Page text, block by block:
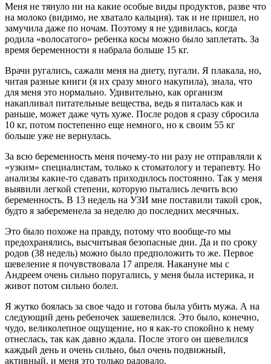
Меня не тянуло ни на какие особые виды продуктов, разве что
на молоко (видимо, не хватало кальция). так и не пришел, но
замучила даже по ночам. Поэтому я не удивилась, когда
родила «волосатого» ребенка косы можно было заплетать. За
время беременности я набрала больше 15 кг.
Врачи ругались, сажали меня на диету, пугали. Я плакала, но,
читая разные книги (я их сразу много накупила), знала, что
для меня это нормально. Удивительно, как организм
накапливал питательные вещества, ведь я питалась как и
раньше, может даже чуть хуже. После родов я сразу сбросила
10 кг, потом постепенно еще немного, но к своим 55 кг
больше уже не вернулась.
За всю беременность меня почему-то ни разу не отправляли к
«узким» специалистам, только к стоматологу и терапевту. Но
анализы какие-то сдавать приходилось постоянно. Так у меня
выявили легкой степени, которую пытались лечить всю
беременность. В 13 недель на УЗИ мне поставили такой срок,
будто я забеременела за неделю до последних месячных.
Это было похоже на правду, потому что вообще-то мы
предохранялись, высчитывая безопасные дни. Да и по сроку
родов (38 недель) можно было предположить то же. Первое
шевеление я почувствовала 17 апреля. Накануне мы с
Андреем очень сильно поругались, у меня была истерика, и
живот потом сильно болел.
Я жутко боялась за свое чадо и готова была убить мужа. А на
следующий день ребеночек зашевелился. Это было, конечно,
чудо, великолепное ощущение, но я как-то спокойно к нему
отнеслась, так как давно ждала. После этого он шевелился
каждый день и очень сильно, был очень подвижный,
активный, и меня это только радовало.